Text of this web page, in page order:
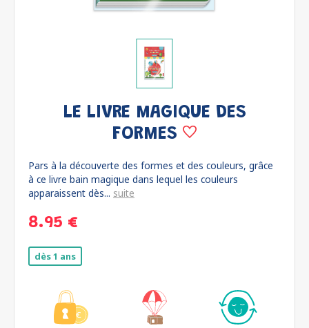
LE LIVRE MAGIQUE DES
FORMES
Pars à la découverte des formes et des couleurs, grâce
à ce livre bain magique dans lequel les couleurs
apparaissent dès... suite
8.95 €
dès 1 ans